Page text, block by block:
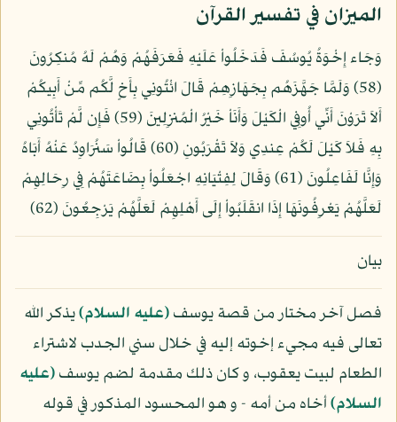
الميزان في تفسير القرآن
وَجَاء إِخْوَةُ يُوسُفَ فَدَخَلُواْ عَلَيْهِ فَعَرَفَهُمْ وَهُمْ لَهُ مُنكِرُونَ
(58) وَلَمَّا جَهَّزَهُم بِجَهَازِهِمْ قَالَ ائْتُونِي بِأَخٍ لَّكُم مِّنْ أَبِيكُمْ
أَلاَ تَرَوْنَ أَنِّي أُوفِي الْكَيْلَ وَأَنَاْ خَيْرُ الْمُنزِلِينَ (59) فَإِن لَّمْ تَأْتُونِي
بِهِ فَلاَ كَيْلَ لَكُمْ عِندِي وَلاَ تَقْرَبُونِ (60) قَالُواْ سَنُرَاوِدُ عَنْهُ أَبَاهُ
وَإِنَّا لَفَاعِلُونَ (61) وَقَالَ لِفِتْيَانِهِ اجْعَلُواْ بِضَاعَتَهُمْ فِي رِحَالِهِمْ
لَعَلَّهُمْ يَعْرِفُونَهَا إِذَا انقَلَبُواْ إِلَى أَهْلِهِمْ لَعَلَّهُمْ يَرْجِعُونَ (62)
بيان
فصل آخر مختار من قصة يوسف(عليه السلام)يذكر الله
تعالى فيه مجيء إخوته إليه في خلال سني الجدب لاشتراء
الطعام لبيت يعقوب، و كان ذلك مقدمة لضم يوسف(عليه
السلام)أخاه من أمه - و هو المحسود المذكور في قوله